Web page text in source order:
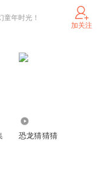
童年时光！
加关注
恐龙猜猜猜